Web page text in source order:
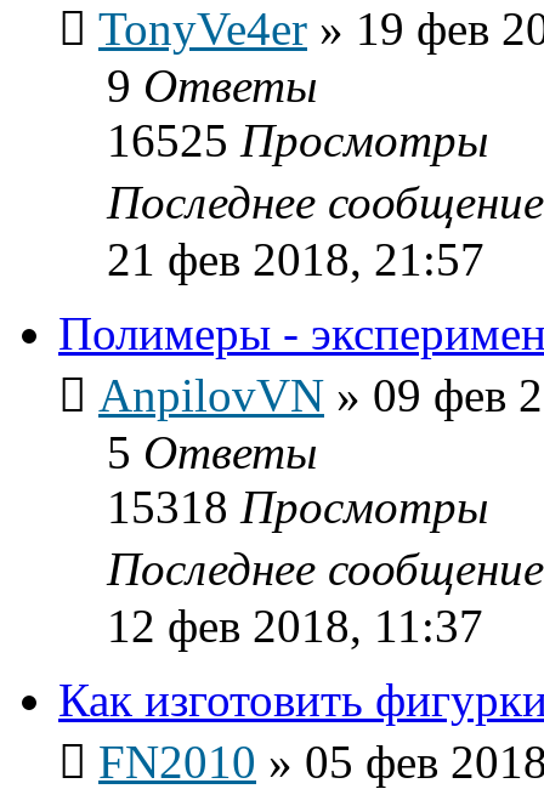
TonyVe4er » 19 фев
9 Ответы
16525 Просмотры
Последнее
21 фев 2018, 21:57
Полимеры -
AnpilovVN » 09 фев
5 Ответы
15318 Просмотры
Последнее
12 фев 2018, 11:37
Как изготовить
FN2010 » 05 фев